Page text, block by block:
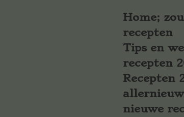
Home;
recepten
Tips en
recepten
Recepten
nieuwe